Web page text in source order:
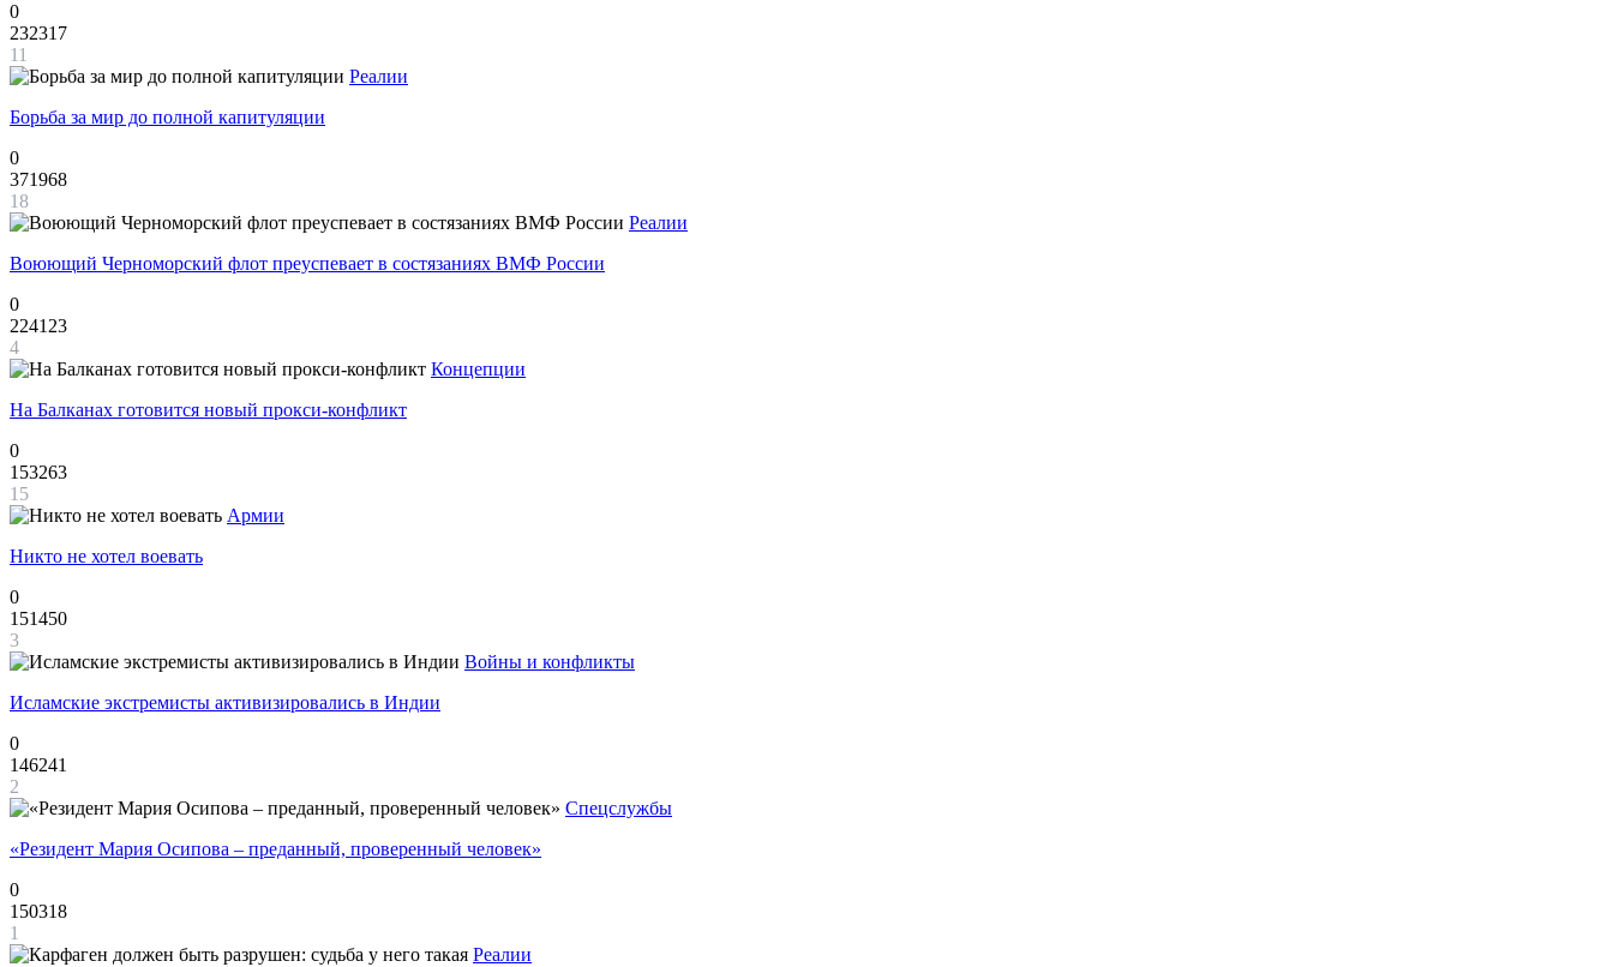
0
232317
11
Реалии
Борьба за мир до полной капитуляции
0
371968
18
Реалии
Воюющий Черноморский флот преуспевает в состязаниях ВМФ России
0
224123
4
Концепции
На Балканах готовится новый прокси-конфликт
0
153263
15
Армии
Никто не хотел воевать
0
151450
3
Войны и конфликты
Исламские экстремисты активизировались в Индии
0
146241
2
Спецслужбы
«Резидент Мария Осипова – преданный, проверенный человек»
0
150318
1
Реалии